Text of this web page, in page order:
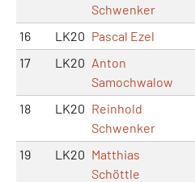
Schwenker
16 LK20 Pascal Ezel
17
LK20 Anton
Samochwalow
18 LK20 Reinhold
Schwenker
19 LK20 Matthias
Schöttle